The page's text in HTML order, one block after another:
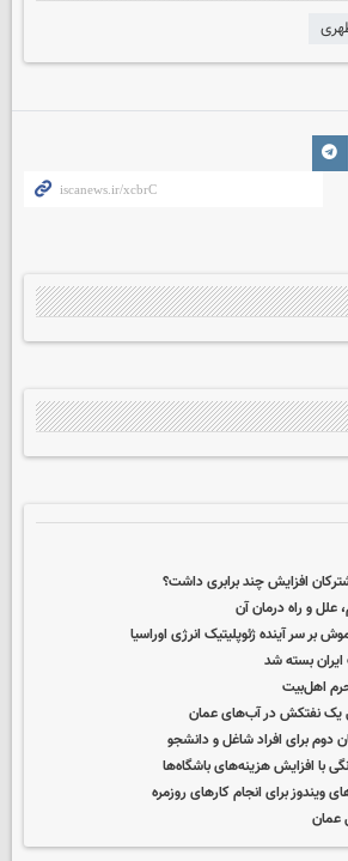
افزایش چند برابری داشت؟
علل و راه درمان آن
بر سر آینده ژئوپلیتیک انرژی اوراسیا
بسته شد
اهل‌بیت
یک نفتکش در آب‌های عمان
دوم برای افراد شاغل و دانشجو
با افزایش هزینه‌های باشگاه‌ها
ویندوز برای انجام کارهای روزمره
عمان